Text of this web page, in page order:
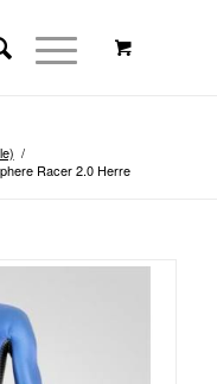
/
Racer 2.0 Herre